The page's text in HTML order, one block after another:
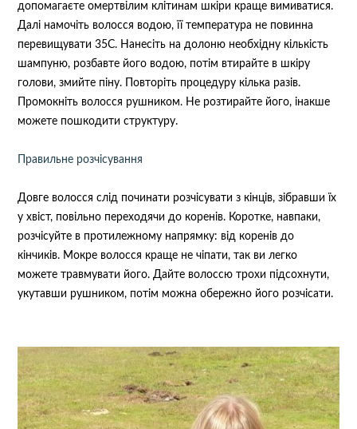
допомагаєте омертвілим клітинам шкіри краще вимиватися.
Далі намочіть волосся водою, її температура не повинна
перевищувати 35С. Нанесіть на долоню необхідну кількість
шампуню, розбавте його водою, потім втирайте в шкіру
голови, змийте піну. Повторіть процедуру кілька разів.
Промокніть волосся рушником. Не розтирайте його, інакше
можете пошкодити структуру.
Правильне розчісування
Довге волосся слід починати розчісувати з кінців, зібравши їх
у хвіст, повільно переходячи до коренів. Коротке, навпаки,
розчісуйте в протилежному напрямку: від коренів до
кінчиків. Мокре волосся краще не чіпати, так ви легко
можете травмувати його. Дайте волоссю трохи підсохнути,
укутавши рушником, потім можна обережно його розчісати.